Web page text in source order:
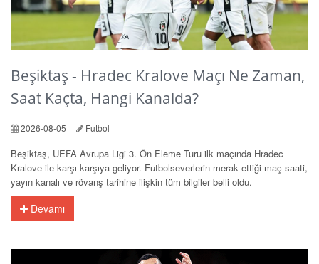
Beşiktaş - Hradec Kralove Maçı Ne Zaman,
Saat Kaçta, Hangi Kanalda?
2026-08-05 Futbol
Beşiktaş, UEFA Avrupa Ligi 3. Ön Eleme Turu ilk maçında Hradec
Kralove ile karşı karşıya geliyor. Futbolseverlerin merak ettiği maç saati,
yayın kanalı ve rövanş tarihine ilişkin tüm bilgiler belli oldu.
Devamı